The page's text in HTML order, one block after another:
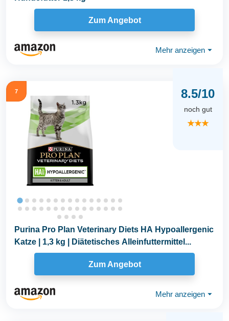
Zum Angebot
Mehr anzeigen ⏷
7 8.5/10
noch gut
★★★
Purina Pro Plan Veterinary Diets HA Hypoallergenic
Katze | 1,3 kg | Diätetisches Alleinfuttermittel...
Zum Angebot
Mehr anzeigen ⏷